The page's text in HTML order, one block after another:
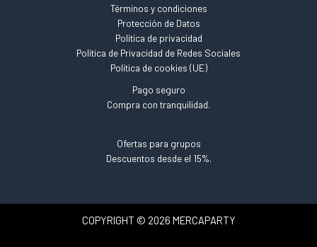
Términos y condiciones
Protección de Datos
Política de privacidad
Política de Privacidad de Redes Sociales
Política de cookies (UE)
Pago seguro
Compra con tranquilidad.
Ofertas para grupos
Descuentos desde el 15%.
COPYRIGHT © 2026 MERCAPARTY